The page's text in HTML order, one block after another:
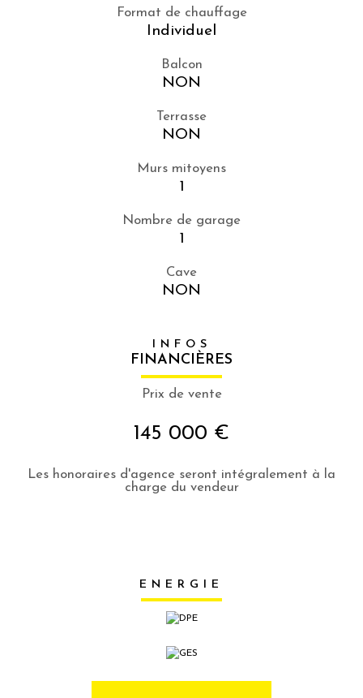
Format de chauffage
Individuel
Balcon
NON
Terrasse
NON
Murs mitoyens
1
Nombre de garage
1
Cave
NON
INFOS
FINANCIÈRES
Prix de vente
145 000 €
Les honoraires d'agence seront intégralement à la
charge du vendeur
ENERGIE